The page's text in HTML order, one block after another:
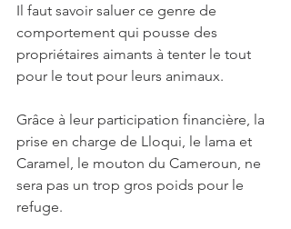
Il faut savoir saluer ce genre de
comportement qui pousse des
propriétaires aimants à tenter le tout
pour le tout pour leurs animaux.
Grâce à leur participation financière, la
prise en charge de Lloqui, le lama et
Caramel, le mouton du Cameroun, ne
sera pas un trop gros poids pour le
refuge.